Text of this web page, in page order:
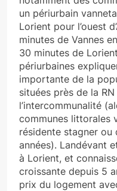
un périurbain
Lorient pour l’ouest
minutes de Vannes
30 minutes de
périurbaines
importante de la
situées près de la RN
l’intercommunalité
communes littorales
résidente stagner ou
années). Landévant
à Lorient, et
croissante depuis 5
prix du logement